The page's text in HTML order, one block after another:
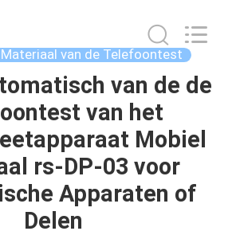
van de Telefoontest
van de de
van het
Mobiel
rs-DP-03 voor
Apparaten of
Delen